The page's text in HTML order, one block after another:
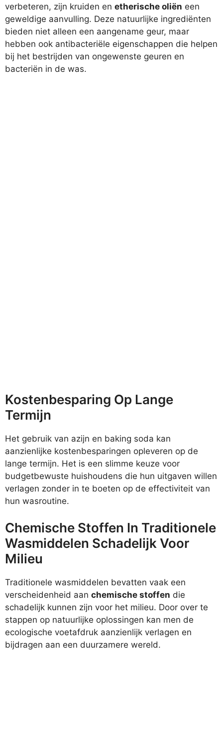
verbeteren, zijn kruiden en etherische oliën een
geweldige aanvulling. Deze natuurlijke ingrediënten
bieden niet alleen een aangename geur, maar
hebben ook antibacteriële eigenschappen die helpen
bij het bestrijden van ongewenste geuren en
bacteriën in de was.
Kostenbesparing Op Lange
Termijn
Het gebruik van azijn en baking soda kan
aanzienlijke kostenbesparingen opleveren op de
lange termijn. Het is een slimme keuze voor
budgetbewuste huishoudens die hun uitgaven willen
verlagen zonder in te boeten op de effectiviteit van
hun wasroutine.
Chemische Stoffen In Traditionele
Wasmiddelen Schadelijk Voor
Milieu
Traditionele wasmiddelen bevatten vaak een
verscheidenheid aan chemische stoffen die
schadelijk kunnen zijn voor het milieu. Door over te
stappen op natuurlijke oplossingen kan men de
ecologische voetafdruk aanzienlijk verlagen en
bijdragen aan een duurzamere wereld.